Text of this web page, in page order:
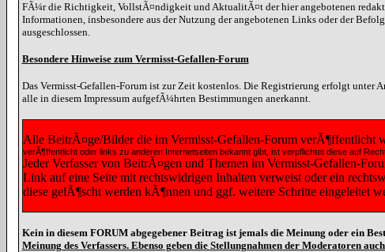
FÃ¼r die Richtigkeit, VollstÃ¤ndigkeit und AktualitÃ¤t der hier angebotenen
Informationen, insbesondere aus der Nutzung der angebotenen Links oder der
ausgeschlossen.
Besondere Hinweise zum Vermisst-Gefallen-Forum
Das Vermisst-Gefallen-Forum ist zur Zeit kostenlos. Die Registrierung erfolgt
alle in diesem Impressum aufgefÃ¼hrten Bestimmungen anerkannt.
Alle BeitrÃ¤ge/Bilder die im Vermisst-Gefallen-Forum verÃ¶ffentlicht
verÃ¶ffentlicht oder links zu anderen Internetseiten bekannt gibt, ist verpflichtet diese auf
Jeder Verfasser von BeitrÃ¤gen und Themen im Vermisst-Gefallen-
Link auf eine Seite mit rechtswidrigen Inhalten verweist oder ein
diese gelÃ¶scht werden kÃ¶nnen und ggf. weitere Schritte eingeleitet
Kein in diesem FORUM abgegebener Beitrag ist jemals die Meinung oder ein
Meinung des Verfassers. Ebenso geben die Stellungnahmen der Moderatoren